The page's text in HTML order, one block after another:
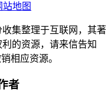
站地图
集整理于互联网，其著
的资源，请来信告知
相应资源。
者